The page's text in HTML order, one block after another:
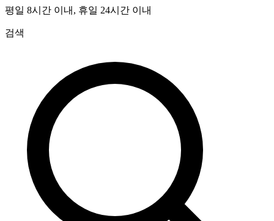
평일 8시간 이내, 휴일 24시간 이내
검색